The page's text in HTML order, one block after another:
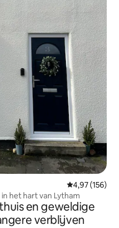
Gemiddelde
4,97 (156)
het hart van Lytham
en geweldige
verblijven